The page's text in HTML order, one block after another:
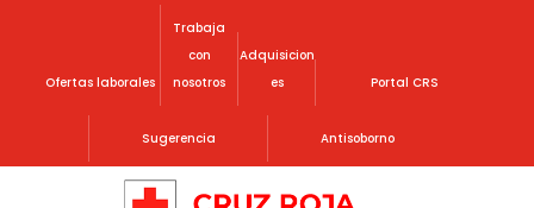
Ofertas laborales
Trabaja
con
nosotros
Adquisicion
es
Portal CRS
Sugerencia Antisoborno